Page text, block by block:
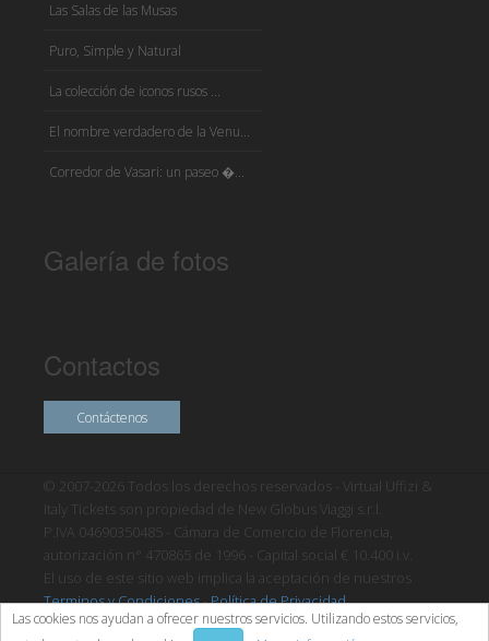
Las Salas de las Musas
Puro, Simple y Natural
La colección de iconos rusos ...
El nombre verdadero de la Venu...
Corredor de Vasari: un paseo �...
Galería de fotos
Contactos
Contáctenos
© 2007-2026 Todos los derechos reservados - Virtual Uffizi &
Italy Tickets son propiedad de New Globus Viaggi s.r.l.
P.IVA 04690350485 - Cámara de Comercio de Florencia,
autorización n° 470865 de 1996 - Capital social € 10.400 i.v.
El uso de este sitio web implica la aceptación de nuestros
Terminos y Condiciones-Política de Privacidad
Las cookies nos ayudan a ofrecer nuestros servicios. Utilizando estos servicios,